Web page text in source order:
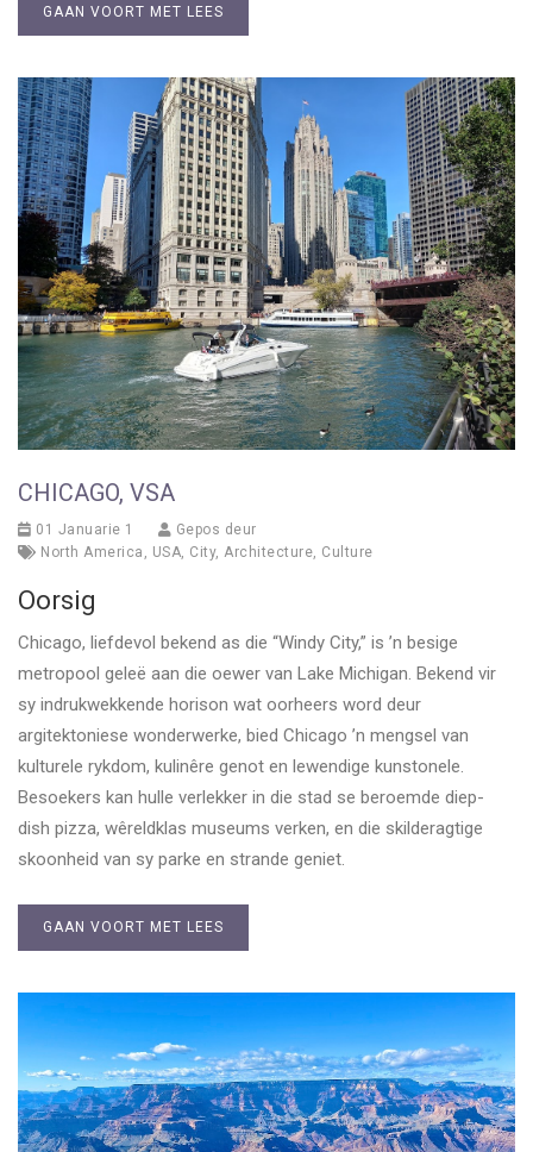
GAAN VOORT MET LEES
CHICAGO, VSA
01 Januarie 1
Gepos deur
North America , USA, City, Architecture, Culture
Oorsig
Chicago, liefdevol bekend as die “Windy City,” is ’n besige
metropool geleë aan die oewer van Lake Michigan. Bekend vir
sy indrukwekkende horison wat oorheers word deur
argitektoniese wonderwerke, bied Chicago ’n mengsel van
kulturele rykdom, kulinêre genot en lewendige kunstonele.
Besoekers kan hulle verlekker in die stad se beroemde diep-
dish pizza, wêreldklas museums verken, en die skilderagtige
skoonheid van sy parke en strande geniet.
GAAN VOORT MET LEES